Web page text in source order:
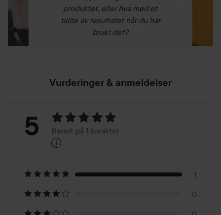
produktet, eller hva med et
bilde av resultatet når du har
brukt det?
Vurderinger & anmeldelser
Vurdering:
Basert
på
5 Basert på 1 karakter
i
1
0